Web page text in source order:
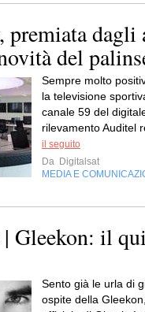
premiata dagli
del
Sempre molto
la televisione
canale 59 del
rilevamento Auditel
il seguito
Da Digitalsat
MEDIA E
Gleekon: il
Sento già le urla di
ospite della